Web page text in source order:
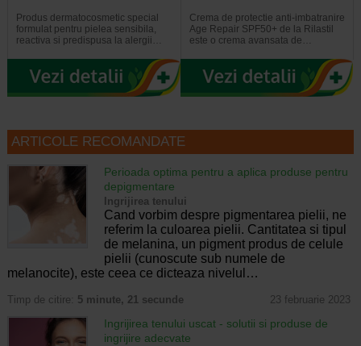
Produs dermatocosmetic special
formulat pentru pielea sensibila,
reactiva si predispusa la alergii…
Crema de protectie anti-imbatranire
Age Repair SPF50+ de la Rilastil
este o crema avansata de…
ARTICOLE RECOMANDATE
Perioada optima pentru a aplica produse pentru
depigmentare
Ingrijirea tenului
Cand vorbim despre pigmentarea pielii, ne
referim la culoarea pielii. Cantitatea si tipul
de melanina, un pigment produs de celule
pielii (cunoscute sub numele de
melanocite), este ceea ce dicteaza nivelul…
Timp de citire: 5 minute, 21 secunde 23 februarie 2023
Ingrijirea tenului uscat - solutii si produse de
ingrijire adecvate